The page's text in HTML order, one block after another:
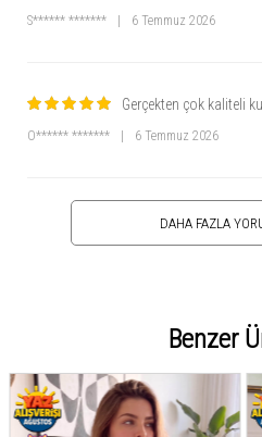
S****** ******* 6 Temmuz 2026
Gerçekten çok kaliteli
O****** ******* 6 Temmuz 2026
DAHA FAZLA
Benzer